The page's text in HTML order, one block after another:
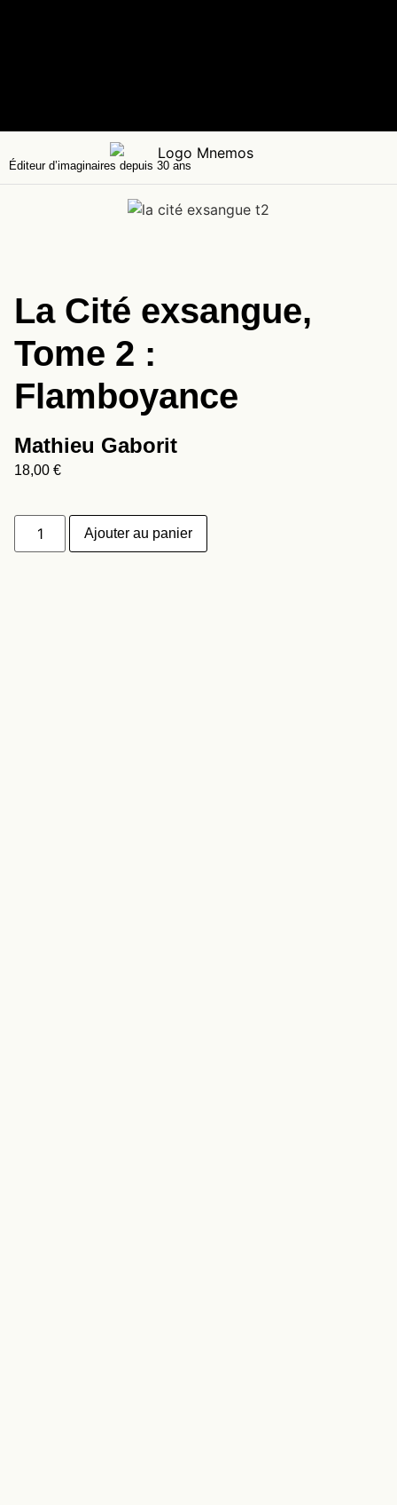
Éditeur d’imaginaires depuis 30 ans
La Cité exsangue,
Tome 2 :
Flamboyance
Mathieu Gaborit
18,00 €
Ajouter au panier